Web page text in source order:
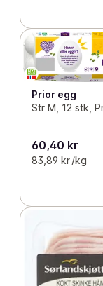
Prior egg
Str M, 12 stk,
60,40 kr
83,89 kr /kg